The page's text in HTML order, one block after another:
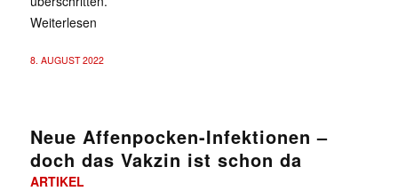
Weiterlesen
8. AUGUST 2022
Neue Affenpocken-Infektionen –
doch das Vakzin ist schon da
ARTIKEL